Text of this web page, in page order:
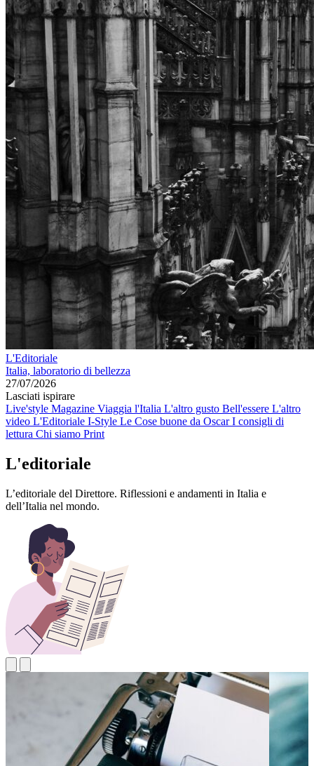
L'Editoriale
Italia, laboratorio di bellezza
27/07/2026
Lasciati ispirare
Live'style Magazine Viaggia l'Italia L'altro gusto Bell'essere L'altro
video L'Editoriale I-Style Le Cose buone da OscarI consigli di
lettura Chi siamo Print
L'editoriale
L’editoriale del Direttore. Riflessioni e andamenti in Italia e
dell’Italia nel mondo.